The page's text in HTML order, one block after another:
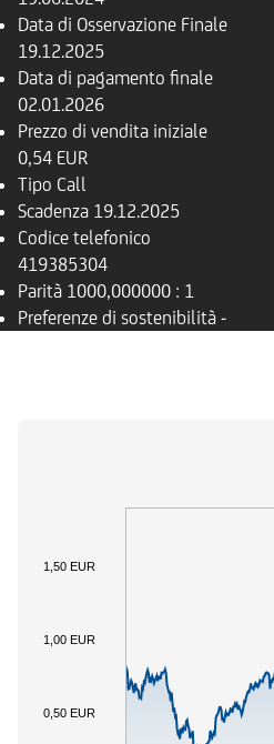
Data di Osservazione Finale
19.12.2025
Data di pagamento finale
02.01.2026
Prezzo di vendita iniziale
0,54 EUR
Tipo Call
Scadenza 19.12.2025
Codice telefonico
419385304
Parità 1000,000000 : 1
Preferenze di sostenibilità -
0,50 EUR
1,00 EUR
1,50 EUR